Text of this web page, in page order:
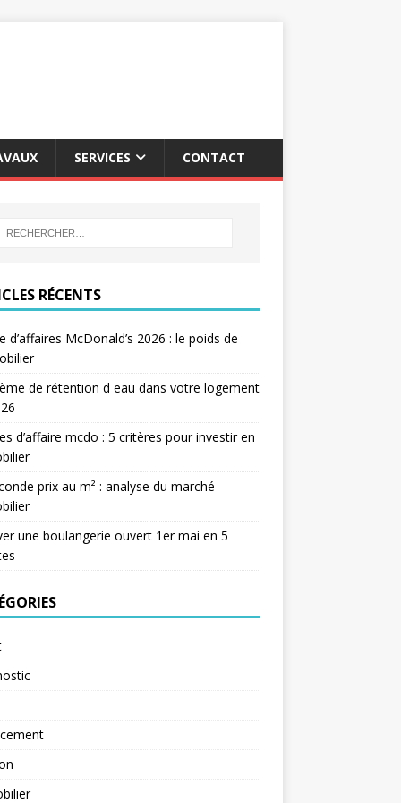
SERVICES CONTACT
RÉCENTS
d’affaires McDonald’s 2026 : le poids de
de rétention d eau dans votre logement
d’affaire mcdo : 5 critères pour investir en
prix au m² : analyse du marché
une boulangerie ouvert 1er mai en 5